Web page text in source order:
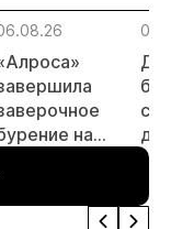
на